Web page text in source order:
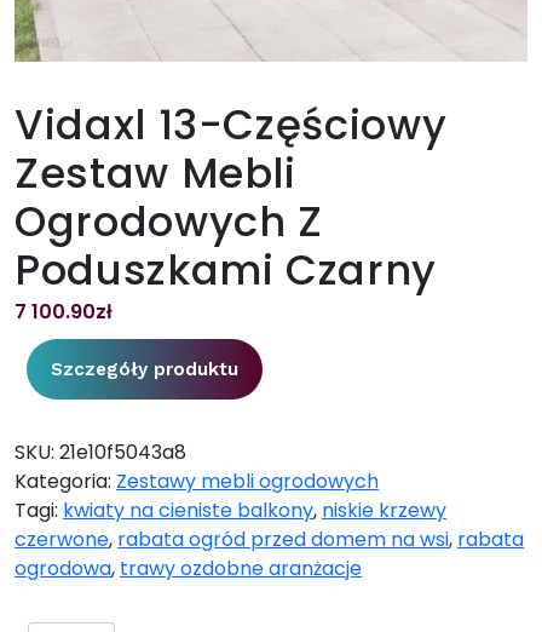
Vidaxl 13-Częściowy
Zestaw Mebli
Ogrodowych Z
Poduszkami Czarny
7 100.90zł
Szczegóły produktu
SKU: 21e10f5043a8
Kategoria: Zestawy mebli ogrodowych
Tagi: kwiaty na cieniste balkony, niskie krzewy
czerwone, rabata ogród przed domem na wsi, rabata
ogrodowa, trawy ozdobne aranżacje